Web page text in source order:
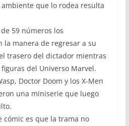
que lo rodea resulta
59 números los
la manera de regresar a su
trasero del dictador mientras
del Universo Marvel.
Doctor Doom y los X-Men
una miniserie que luego
cómic es que la trama no